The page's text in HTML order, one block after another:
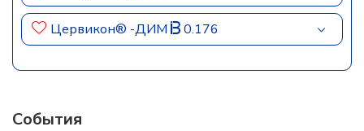
Цервикон® -ДИМ 0.176
События